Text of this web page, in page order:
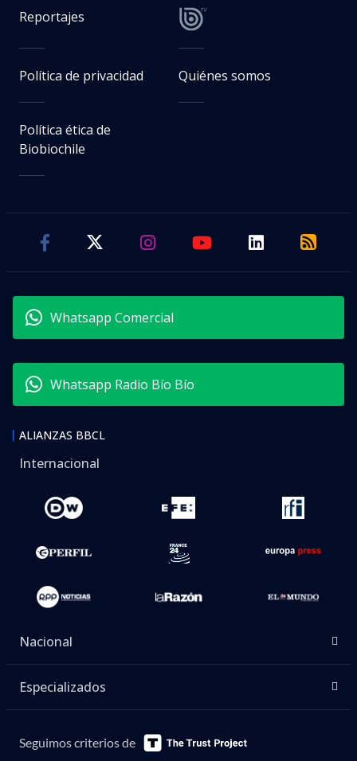
Reportajes
Política de privacidad Quiénes somos
Política ética de
Biobiochile
Whatsapp Comercial
Whatsapp Radio Bío Bío
ALIANZAS BBCL
Internacional
Nacional
Especializados
Seguimos criterios de